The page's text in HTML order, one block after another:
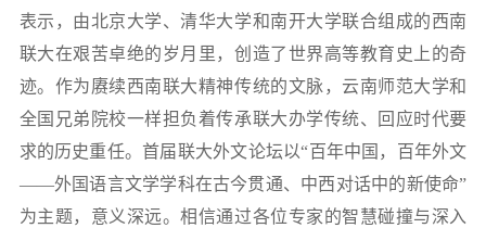
表示，由北京大学、清华大学和南开大学联合组成的西南
联大在艰苦卓绝的岁月里，创造了世界高等教育史上的奇
迹。作为赓续西南联大精神传统的文脉，云南师范大学和
全国兄弟院校一样担负着传承联大办学传统、回应时代要
求的历史重任。首届联大外文论坛以“百年中国，百年外文
——外国语言文学学科在古今贯通、中西对话中的新使命”
为主题，意义深远。相信通过各位专家的智慧碰撞与深入